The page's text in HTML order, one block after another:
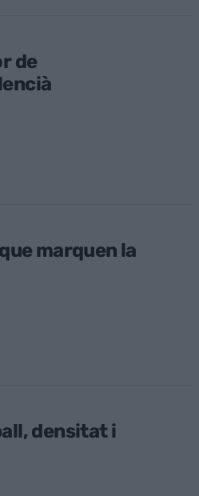
de
marquen la
densitat i